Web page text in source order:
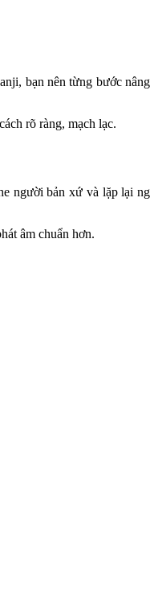
bạn nên từng bước
rõ ràng, mạch lạc.
người bản xứ và lặp lại
âm chuẩn hơn.